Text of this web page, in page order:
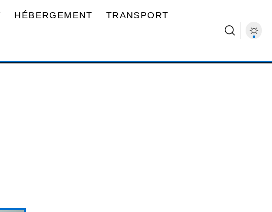
HÉBERGEMENT TRANSPORT